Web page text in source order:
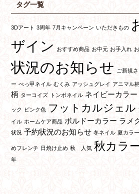
タグ一覧
3Dアート 3周年 7月キャンペーン いただきもの
ザイン
おすすめ商品 お中元 お手入れ
状況のお知らせ
ご新規
ー べっ甲ネイル むくみ アッシュグレイ アニマル
柄 ターコイズ トンボネイル ネイビーカラー
ック ピンク色 フットカルジェル
イル ホームケア商品 ボルドーカラー ラメ
状況 予約状況のお知らせ 冬ネイル 夏カラー
めフレンチ 日焼け止め 秋 人気 秋カラ
年